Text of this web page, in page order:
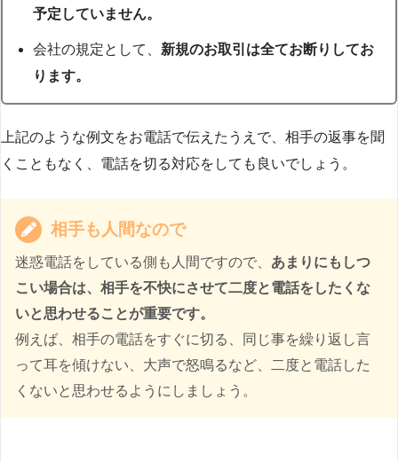
予定していません。
会社の規定として、 新規のお取引は全てお断りしてお
ります。
上記のような例文をお電話で伝えたうえで、相手の返事を聞
くこともなく、電話を切る対応をしても良いでしょう。
相手も人間なので
迷惑電話をしている側も人間ですので、 あまりにもしつ
こい場合は、相手を不快にさせて二度と電話をしたくな
いと思わせることが重要です。
例えば、相手の電話をすぐに切る、同じ事を繰り返し言
って耳を傾けない、大声で怒鳴るなど、二度と電話した
くないと思わせるようにしましょう。